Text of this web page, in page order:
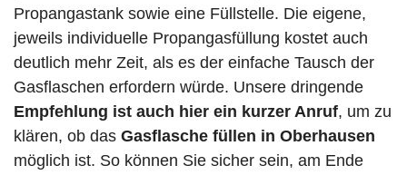
Propangastank sowie eine Füllstelle. Die eigene,
jeweils individuelle Propangasfüllung kostet auch
deutlich mehr Zeit, als es der einfache Tausch der
Gasflaschen erfordern würde. Unsere dringende
Empfehlung ist auch hier ein kurzer Anruf, um zu
klären, ob das Gasflasche füllen in Oberhausen
möglich ist. So können Sie sicher sein, am Ende